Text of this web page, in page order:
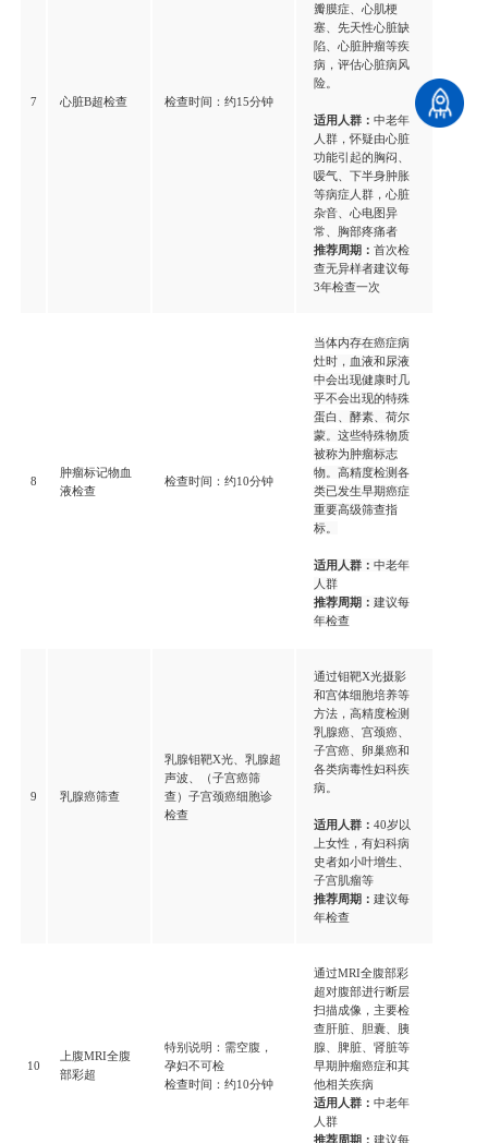
7 心脏B超检查 检查时间：约15分钟
瓣膜症、心肌梗
塞、先天性心脏缺
陷、心脏肿瘤等疾
病，评估心脏病风
险。
适用人群：中老年
人群，怀疑由心脏
功能引起的胸闷、
嗳气、下半身肿胀
等病症人群，心脏
杂音、心电图异
常、胸部疼痛者
推荐周期：首次检
查无异样者建议每
3年检查一次
8
肿瘤标记物血
液检查
检查时间：约10分钟
当体内存在癌症病
灶时，血液和尿液
中会出现健康时几
乎不会出现的特殊
蛋白、酵素、荷尔
蒙。这些特殊物质
被称为肿瘤标志
物。高精度检测各
类已发生早期癌症
重要高级筛查指
标。
适用人群：中老年
人群
推荐周期：建议每
年检查
9 乳腺癌筛查
乳腺钼靶X光、乳腺超
声波、（子宫癌筛
查）子宫颈癌细胞诊
检查
通过钼靶X光摄影
和宫体细胞培养等
方法，高精度检测
乳腺癌、宫颈癌、
子宫癌、卵巢癌和
各类病毒性妇科疾
病。
适用人群：40岁以
上女性，有妇科病
史者如小叶增生、
子宫肌瘤等
推荐周期：建议每
年检查
10
上腹MRI全腹
部彩超
特别说明：需空腹，
孕妇不可检
检查时间：约10分钟
通过MRI全腹部彩
超对腹部进行断层
扫描成像，主要检
查肝脏、胆囊、胰
腺、脾脏、肾脏等
早期肿瘤癌症和其
他相关疾病
适用人群：中老年
人群
推荐周期：建议每